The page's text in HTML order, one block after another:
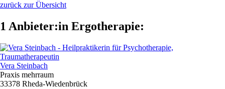
zurück zur Übersicht
1 Anbieter:in Ergotherapie:
Vera Steinbach
Praxis mehrraum
33378 Rheda-Wiedenbrück